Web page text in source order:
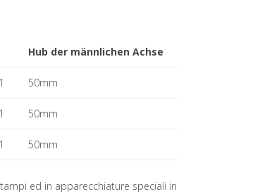
Hub der männlichen Achse
50mm
50mm
50mm
ed in apparecchiature speciali in